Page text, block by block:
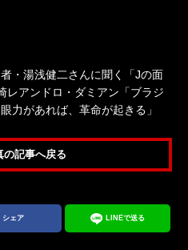
・湯浅健二さんに聞く「Jの面
レアンドロ・ダミアン「ブラジ
力があれば、革命が起きる」
の記事へ戻る
シェア LINEで送る